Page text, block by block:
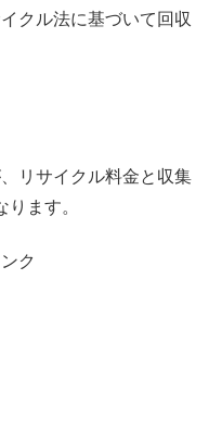
クル法に基づいて回収
リサイクル料金と収集
ます。
ク